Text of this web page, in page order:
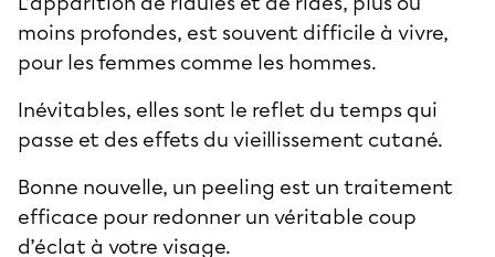
moins profondes, est souvent difficile à vivre,
pour les femmes comme les hommes.
Inévitables, elles sont le reflet du temps qui
passe et des effets du vieillissement cutané.
Bonne nouvelle, un peeling est un traitement
efficace pour redonner un véritable coup
d’éclat à votre visage.